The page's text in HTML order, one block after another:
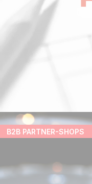
B2B PARTNER-SHOPS